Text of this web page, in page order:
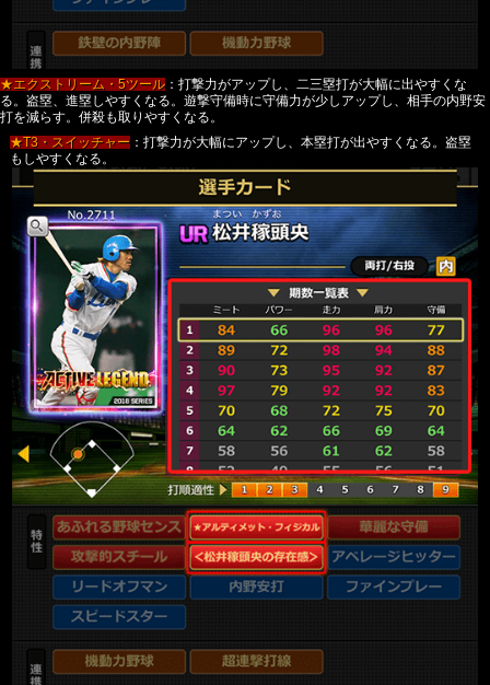
★エクストリーム・5ツール ：打撃力がアップし、二三塁打が大幅に出やすくな
る。盗塁、進塁しやすくなる。遊撃守備時に守備力が少しアップし、相手の内野安
打を減らす。併殺も取りやすくなる。
★T3・スイッチャー：打撃力が大幅にアップし、本塁打が出やすくなる。盗塁
もしやすくなる。